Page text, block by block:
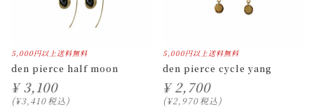
5,000円以上送料無料
den pierce half moon
¥ 3,100
¥3,410税込
5,000円以上送料無料
den pierce cycle yang
¥ 2,700
¥2,970税込